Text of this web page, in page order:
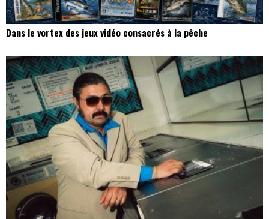
Dans le vortex des jeux vidéo consacrés à la pêche